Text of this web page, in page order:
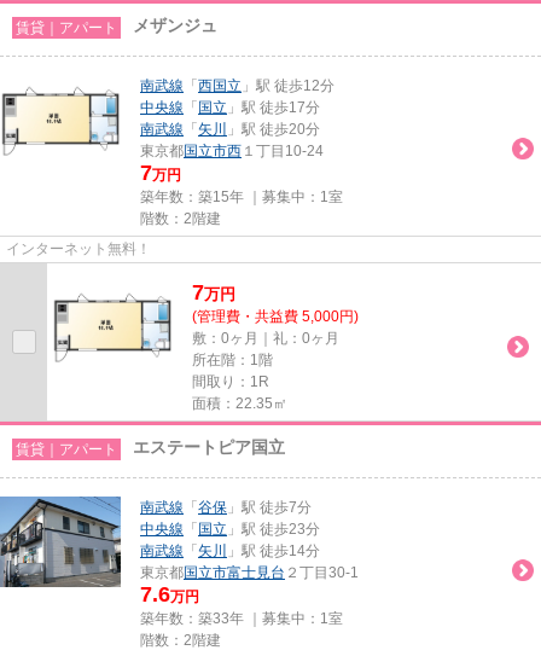
賃貸｜アパート メザンジュ
南武線 「 西国立 」駅 徒歩12分
中央線 「 国立 」駅 徒歩17分
南武線 「 矢川
」駅 徒歩20分
東京都国立市西 １丁目10-24
7万円
築年数：築15年 ｜募集中： 1室
階数：2階建
インターネット無料！
7万円
(管理費・共益費 5,000円)
敷：0ヶ月｜礼：0ヶ月
所在階：1階
間取り：1R
面積：22.35㎡
賃貸｜アパート エステートピア国立
南武線 「 谷保 」駅 徒歩7分
中央線 「 国立 」駅 徒歩23分
南武線 「 矢川
」駅 徒歩14分
東京都国立市富士見台 ２丁目30-1
7.6万円
築年数：築33年 ｜募集中： 1室
階数：2階建